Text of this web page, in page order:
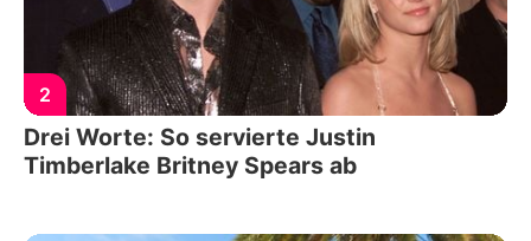
2
Drei Worte: So servierte Justin
Timberlake Britney Spears ab